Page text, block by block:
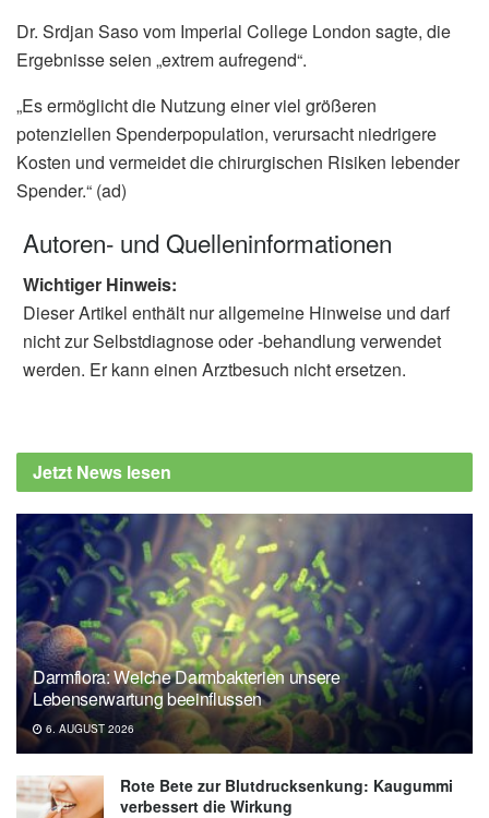
Dr. Srdjan Saso vom Imperial College London sagte, die
Ergebnisse seien „extrem aufregend“.
„Es ermöglicht die Nutzung einer viel größeren
potenziellen Spenderpopulation, verursacht niedrigere
Kosten und vermeidet die chirurgischen Risiken lebender
Spender.“ (ad)
Autoren- und Quelleninformationen
Wichtiger Hinweis:
Dieser Artikel enthält nur allgemeine Hinweise und darf
nicht zur Selbstdiagnose oder -behandlung verwendet
werden. Er kann einen Arztbesuch nicht ersetzen.
Jetzt News lesen
Darmflora: Welche Darmbakterien unsere
Lebenserwartung beeinflussen
6. AUGUST 2026
Rote Bete zur Blutdrucksenkung: Kaugummi
verbessert die Wirkung